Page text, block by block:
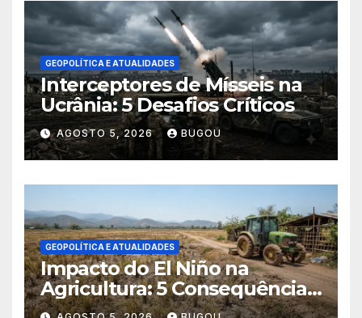
GEOPOLÍTICA E ATUALIDADES
Interceptores de Mísseis na
Ucrânia: 5 Desafios Críticos
AGOSTO 5, 2026 BUGOU
GEOPOLÍTICA E ATUALIDADES
Impacto do El Niño na
Agricultura: 5 Consequências
Críticas